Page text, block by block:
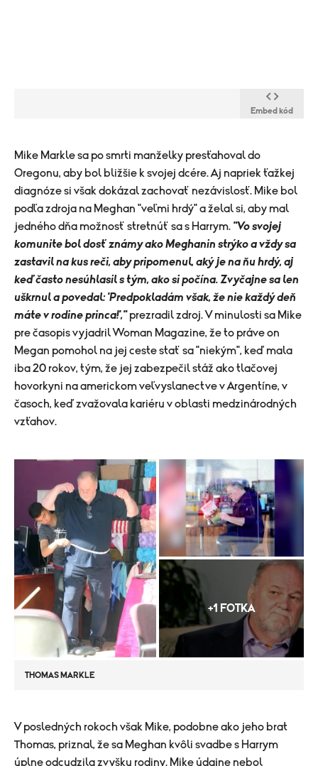
Embed kód
​Mike Markle sa po smrti manželky presťahoval do
Oregonu, aby bol bližšie k svojej dcére. Aj napriek ťažkej
diagnóze si však dokázal zachovať nezávislosť. Mike bol
podľa zdroja na Meghan "veľmi hrdý" a želal si, aby mal
jedného dňa možnosť stretnúť sa s Harrym. "Vo svojej
komunite bol dosť známy ako Meghanin strýko a vždy sa
zastavil na kus reči, aby pripomenul, aký je na ňu hrdý, aj
keď často nesúhlasil s tým, ako si počína. Zvyčajne sa len
uškrnul a povedal: 'Predpokladám však, že nie každý deň
máte v rodine princa!',"prezradil zdroj. V minulosti sa Mike
pre časopis vyjadril Woman Magazine, že to práve on
Megan pomohol na jej ceste stať sa "niekým", keď mala
iba 20 rokov, tým, že jej zabezpečil stáž ako tlačovej
hovorkyni na americkom veľvyslanectve v Argentíne, v
časoch, keď zvažovala kariéru v oblasti medzinárodných
vzťahov.
+1 FOTKA
THOMAS MARKLE
V posledných rokoch však Mike, podobne ako jeho brat
Thomas, priznal, že sa Meghan kvôli svadbe s Harrym
úplne odcudzila zvyšku rodiny. Mike údajne nebol